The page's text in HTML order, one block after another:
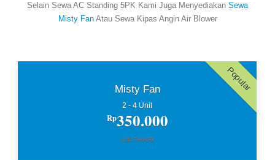
Selain Sewa AC Standing 5PK Kami Juga Menyediakan Sewa
Misty FanAtau Sewa Kipas Angin Air Blower
Popular
Misty Fan
2 - 4 Unit
Rp350.000
/UNIT/HARI